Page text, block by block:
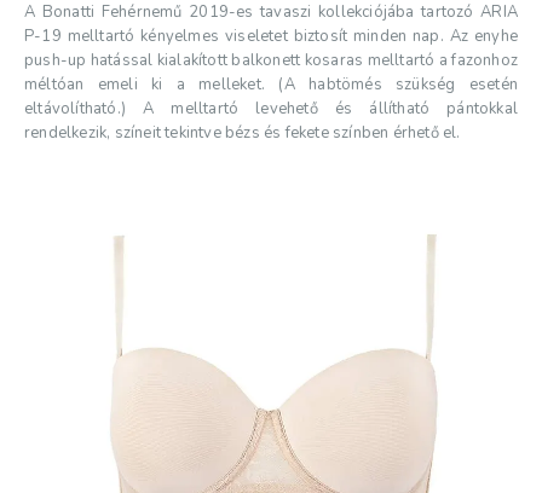
A Bonatti Fehérnemű 2019-es tavaszi kollekciójába tartozó ARIA
P-19 melltartó kényelmes viseletet biztosít minden nap. Az enyhe
push-up hatással kialakított balkonett kosaras melltartó a fazonhoz
méltóan emeli ki a melleket. (A habtömés szükség esetén
eltávolítható.) A melltartó levehető és állítható pántokkal
rendelkezik, színeit tekintve bézs és fekete színben érhető el.